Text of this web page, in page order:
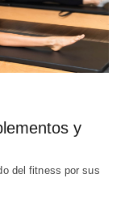
y
del fitness por sus